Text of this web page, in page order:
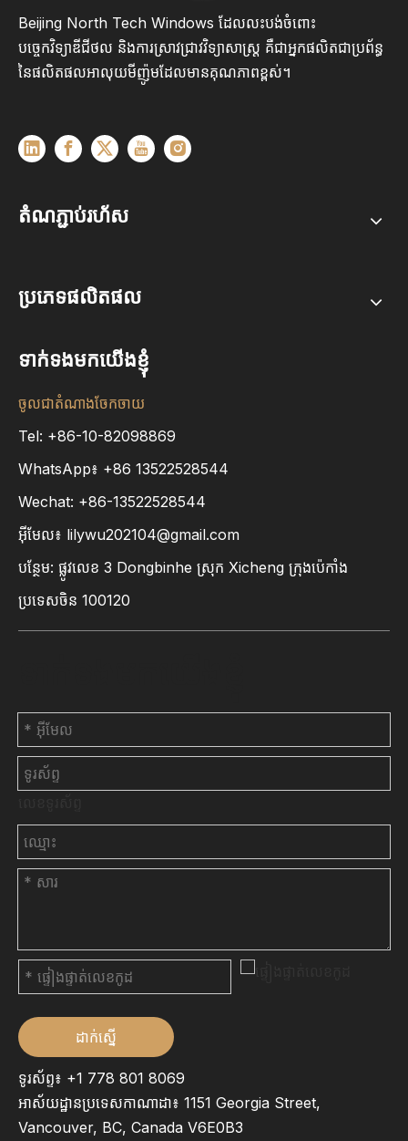
Beijing North Tech Windows ដែលលះបង់ចំពោះ
បច្ចេកវិទ្យាឌីជីថល និងការស្រាវជ្រាវវិទ្យាសាស្ត្រ គឺជាអ្នកផលិតជាប្រព័ន្ធ
នៃផលិតផលអាលុយមីញ៉ូមដែលមានគុណភាពខ្ពស់។
តំណភ្ជាប់រហ័ស
ប្រភេទផលិតផល
ទាក់ទងមកយើងខ្ញុំ
ចូលជាតំណាងចែកចាយ
Tel: +86-10-82098869
WhatsApp៖ +86 13522528544
Wechat: +86-13522528544
អ៊ីមែល៖ lilywu202104@gmail.com
បន្ថែម: ផ្លូវលេខ 3 Dongbinhe ស្រុក Xicheng ក្រុងប៉េកាំង
ប្រទេសចិន 100120
ដាក់ស្នើ
ទូរស័ព្ទ៖ +1 778 801 8069
អាស័យដ្ឋានប្រទេសកាណាដា៖ 1151 Georgia Street,
Vancouver, BC, Canada V6E0B3